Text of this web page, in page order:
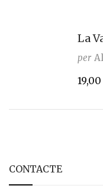
La
per
19,00
CONTACTE